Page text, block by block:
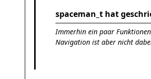
spaceman_t hat
Immerhin ein paar
Navigation ist aber nicht